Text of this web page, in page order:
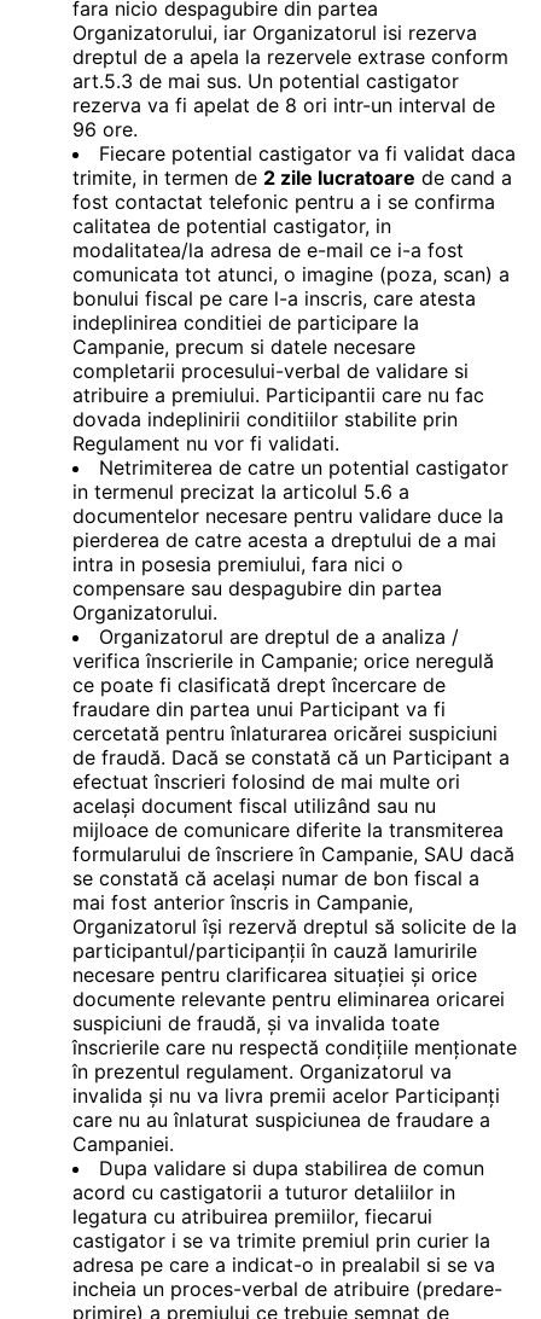
fara nicio despagubire din partea
Organizatorului, iar Organizatorul isi rezerva
dreptul de a apela la rezervele extrase conform
art.5.3 de mai sus. Un potential castigator
rezerva va fi apelat de 8 ori intr-un interval de
96 ore.
Fiecare potential castigator va fi validat daca
trimite, in termen de 2 zile lucratoare de cand a
fost contactat telefonic pentru a i se confirma
calitatea de potential castigator, in
modalitatea/la adresa de e-mail ce i-a fost
comunicata tot atunci, o imagine (poza, scan) a
bonului fiscal pe care l-a inscris, care atesta
indeplinirea conditiei de participare la
Campanie, precum si datele necesare
completarii procesului-verbal de validare si
atribuire a premiului. Participantii care nu fac
dovada indeplinirii conditiilor stabilite prin
Regulament nu vor fi validati.
Netrimiterea de catre un potential castigator
in termenul precizat la articolul 5.6 a
documentelor necesare pentru validare duce la
pierderea de catre acesta a dreptului de a mai
intra in posesia premiului, fara nici o
compensare sau despagubire din partea
Organizatorului.
Organizatorul are dreptul de a analiza /
verifica înscrierile in Campanie; orice neregulă
ce poate fi clasificată drept încercare de
fraudare din partea unui Participant va fi
cercetată pentru înlaturarea oricărei suspiciuni
de fraudă. Dacă se constată că un Participant a
efectuat înscrieri folosind de mai multe ori
același document fiscal utilizând sau nu
mijloace de comunicare diferite la transmiterea
formularului de înscriere în Campanie, SAU dacă
se constată că același numar de bon fiscal a
mai fost anterior înscris in Campanie,
Organizatorul își rezervă dreptul să solicite de la
participantul/participanții în cauză lamuririle
necesare pentru clarificarea situației și orice
documente relevante pentru eliminarea oricarei
suspiciuni de fraudă, și va invalida toate
înscrierile care nu respectă condițiile menționate
în prezentul regulament. Organizatorul va
invalida și nu va livra premii acelor Participanți
care nu au înlaturat suspiciunea de fraudare a
Campaniei.
Dupa validare si dupa stabilirea de comun
acord cu castigatorii a tuturor detaliilor in
legatura cu atribuirea premiilor, fiecarui
castigator i se va trimite premiul prin curier la
adresa pe care a indicat-o in prealabil si se va
incheia un proces-verbal de atribuire (predare-
primire) a premiului ce trebuie semnat de